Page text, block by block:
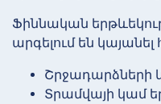
Ֆիննական
արգելում են
Շրջադարձների
Տրամվայի կամ